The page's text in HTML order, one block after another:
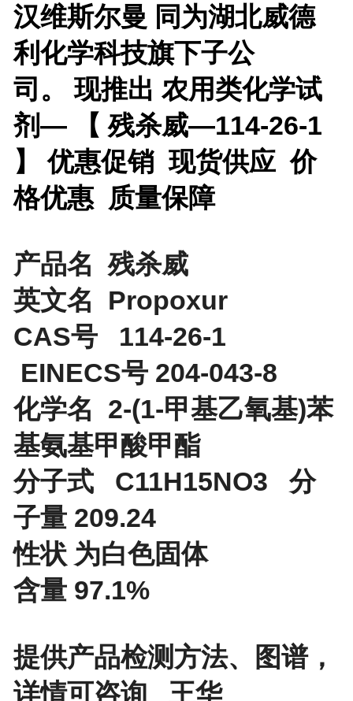
汉维斯尔曼 同为湖北威德
利化学科技旗下子公
司。 现推出 农用类化学试
剂— 【 残杀威—114-26-1
】 优惠促销 现货供应 价
格优惠 质量保障
产品名 残杀威
英文名 Propoxur
CAS号 114-26-1
EINECS号 204-043-8
化学名 2-(1-甲基乙氧基)苯
基氨基甲酸甲酯
分子式 C11H15NO3 分
子量 209.24
性状 为白色固体
含量 97.1%
提供产品检测方法、图谱，
详情可咨询 王华